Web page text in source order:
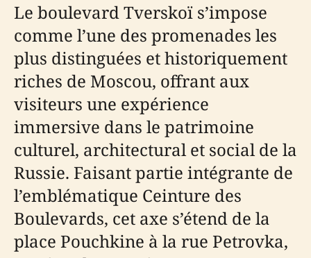
Le boulevard Tverskoï s’impose
comme l’une des promenades les
plus distinguées et historiquement
riches de Moscou, offrant aux
visiteurs une expérience
immersive dans le patrimoine
culturel, architectural et social de la
Russie. Faisant partie intégrante de
l’emblématique Ceinture des
Boulevards, cet axe s’étend de la
place Pouchkine à la rue Petrovka,